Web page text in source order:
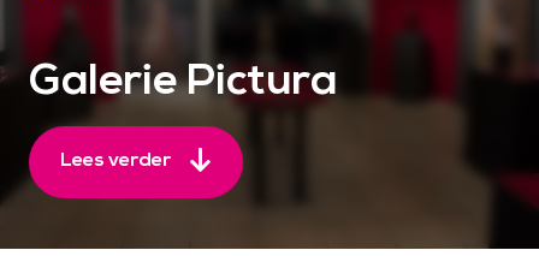
o
n
n
Galerie Pictura
Lees verder